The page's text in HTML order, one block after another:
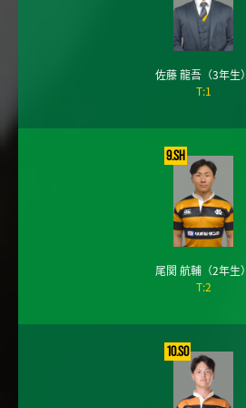
佐藤 龍吾 （3年生）
T:1
9.SH
尾関 航輔 （2年生）
T:2
10.SO